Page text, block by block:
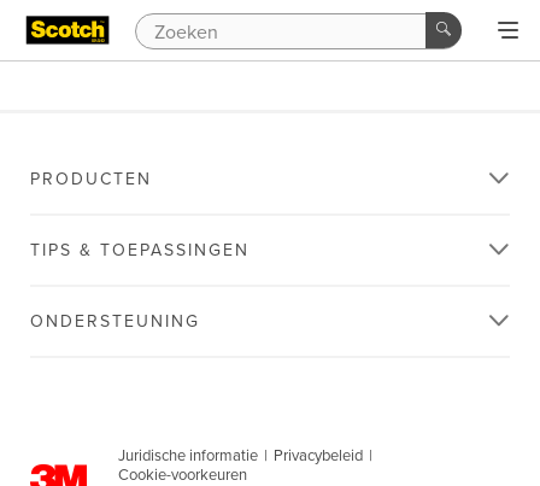
PRODUCTEN
TIPS & TOEPASSINGEN
ONDERSTEUNING
Juridische informatie | Privacybeleid |
Cookie-voorkeuren